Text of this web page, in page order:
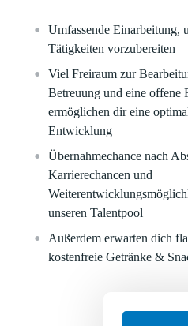
UmfassendeEinarbeitung,
Tätigkeiten vorzubereiten
Viel Freiraum zur
Betreuung und eine offene
ermöglichen dir eine
Entwicklung
Übernahmechance nach
Karrierechancen und
unseren Talentpool
Außerdem erwarten dich
kostenfreie Getränke &